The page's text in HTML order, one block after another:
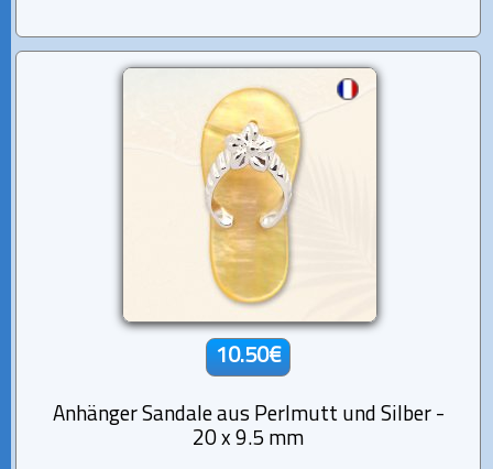
10.50€
Anhänger Sandale aus Perlmutt und Silber -
20 x 9.5 mm